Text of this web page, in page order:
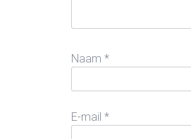
Naam *
E-mail *